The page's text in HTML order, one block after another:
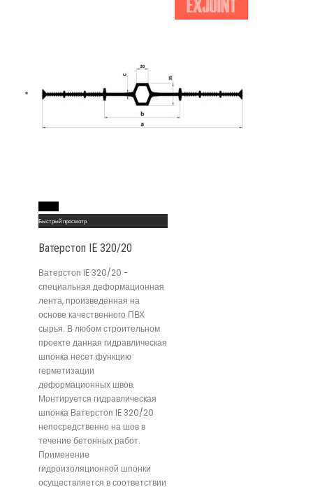
Быстрый просмотр
Ватерстоп IE 320/20
Ватерстоп IE 320/20 -
специальная деформационная
лента, произведенная на
основе качественного ПВХ
сырья. В любом строительном
проекте данная гидравлическая
шпонка несет функцию
герметизации
деформационных швов.
Монтируется гидравлическая
шпонка Ватерстоп IE 320/20
непосредственно на шов в
течение бетонных работ.
Применение
гидроизоляционной шпонки
осуществляется в соответствии